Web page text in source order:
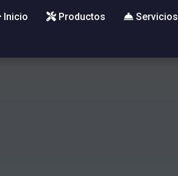
Inicio Productos Servicios